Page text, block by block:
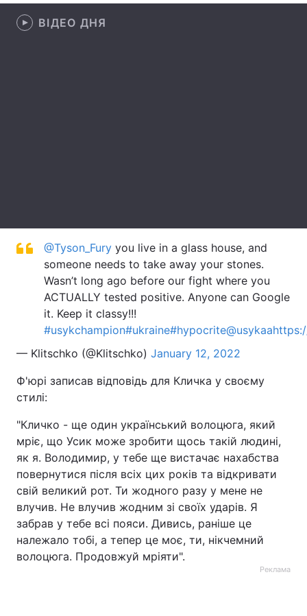
Архів
Тема оформлення
ВІДЕО ДНЯ
@Tyson_Fury you live in a glass house, and
someone needs to take away your stones.
Wasn’t long ago before our fight where you
ACTUALLY tested positive. Anyone can Google
it. Keep it classy!!!
#usykchampion#ukraine#hypocrite@usykaa
— Klitschko (@Klitschko) January 12, 2022
Ф'юрі записав відповідь для Кличка у своєму
стилі:
"Кличко - ще один український волоцюга, який
мріє, що Усик може зробити щось такій людині,
як я. Володимир, у тебе ще вистачає нахабства
повернутися після всіх цих років та відкривати
свій великий рот. Ти жодного разу у мене не
влучив. Не влучив жодним зі своїх ударів. Я
забрав у тебе всі пояси. Дивись, раніше це
належало тобі, а тепер це моє, ти, нікчемний
волоцюга. Продовжуй мріяти".
Реклама